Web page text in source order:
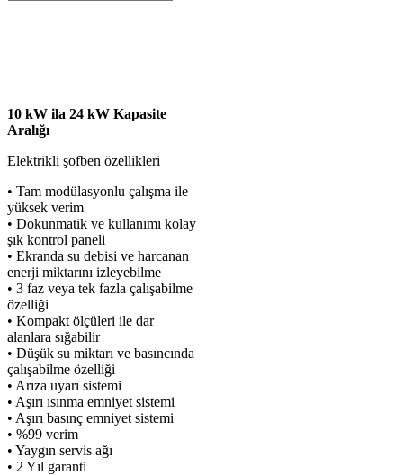
10 kW ila 24 kW Kapasite
Aralığı
Elektrikli şofben özellikleri
• Tam modülasyonlu çalışma ile
yüksek verim
• Dokunmatik ve kullanımı kolay
şık kontrol paneli
• Ekranda su debisi ve harcanan
enerji miktarını izleyebilme
• 3 faz veya tek fazla çalışabilme
özelliği
• Kompakt ölçüleri ile dar
alanlara sığabilir
• Düşük su miktarı ve basıncında
çalışabilme özelliği
• Arıza uyarı sistemi
• Aşırı ısınma emniyet sistemi
• Aşırı basınç emniyet sistemi
• %99 verim
• Yaygın servis ağı
• 2 Yıl garanti